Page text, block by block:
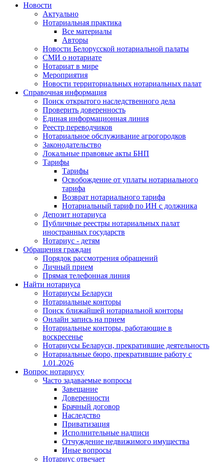
Новости
Актуально
Нотариальная практика
Все материалы
Авторы
Новости Белорусской нотариальной палаты
СМИ о нотариате
Нотариат в мире
Мероприятия
Новости территориальных нотариальных палат
Справочная информация
Поиск открытого наследственного дела
Проверить доверенность
Единая информационная линия
Реестр переводчиков
Нотариальное обслуживание агрогородков
Законодательство
Локальные правовые акты БНП
Тарифы
Тарифы
Освобождение от уплаты нотариального
тарифа
Возврат нотариального тарифа
Нотариальный тариф по ИН с должника
Депозит нотариуса
Публичные реестры нотариальных палат
иностранных государств
Нотариус - детям
Обращения граждан
Порядок рассмотрения обращений
Личный прием
Прямая телефонная линия
Найти нотариуса
Нотариусы Беларуси
Нотариальные конторы
Поиск ближайшей нотариальной конторы
Онлайн запись на прием
Нотариальные конторы, работающие в
воскресенье
Нотариусы Беларуси, прекратившие деятельность
Нотариальные бюро, прекратившие работу с
1.01.2026
Вопрос нотариусу
Часто задаваемые вопросы
Завещание
Доверенности
Брачный договор
Наследство
Приватизация
Исполнительные надписи
Отчуждение недвижимого имущества
Иные вопросы
Нотариус отвечает